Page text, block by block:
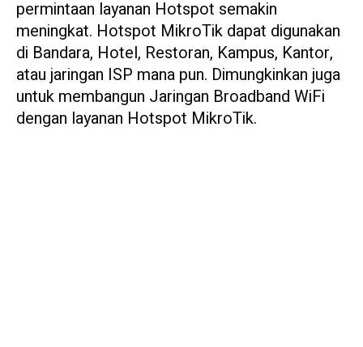
permintaan layanan Hotspot semakin
meningkat. Hotspot MikroTik dapat digunakan
di Bandara, Hotel, Restoran, Kampus, Kantor,
atau jaringan ISP mana pun. Dimungkinkan juga
untuk membangun Jaringan Broadband WiFi
dengan layanan Hotspot MikroTik.